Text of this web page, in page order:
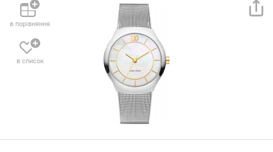
в порівняння
в список